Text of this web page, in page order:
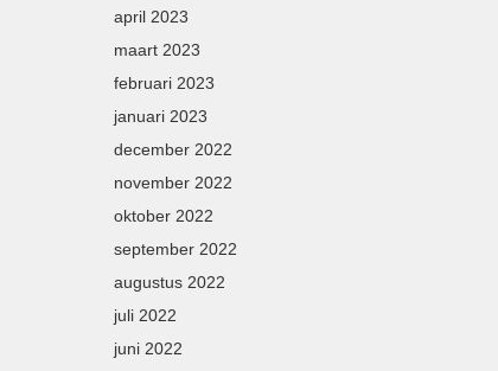
april 2023
maart 2023
februari 2023
januari 2023
december 2022
november 2022
oktober 2022
september 2022
augustus 2022
juli 2022
juni 2022